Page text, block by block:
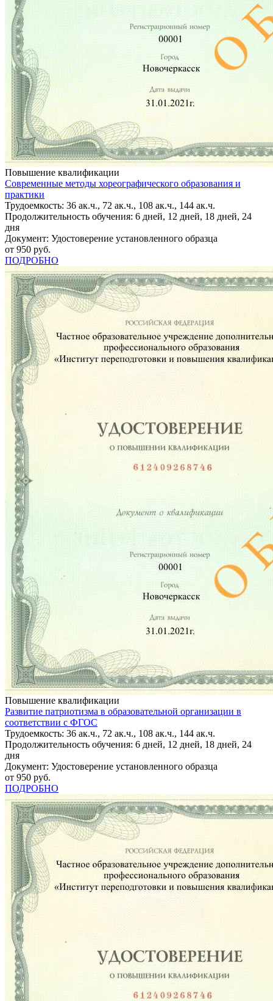
Повышение квалификации
Современные методы хореографического образования и
практики
Трудоемкость: 36 ак.ч., 72 ак.ч., 108 ак.ч., 144 ак.ч.
Продолжительность обучения: 6 дней, 12 дней, 18 дней, 24
дня
Документ: Удостоверение установленного образца
от 950 руб.
ПОДРОБНО
Повышение квалификации
Развитие патриотизма в образовательной организации в
соответствии с ФГОС
Трудоемкость: 36 ак.ч., 72 ак.ч., 108 ак.ч., 144 ак.ч.
Продолжительность обучения: 6 дней, 12 дней, 18 дней, 24
дня
Документ: Удостоверение установленного образца
от 950 руб.
ПОДРОБНО